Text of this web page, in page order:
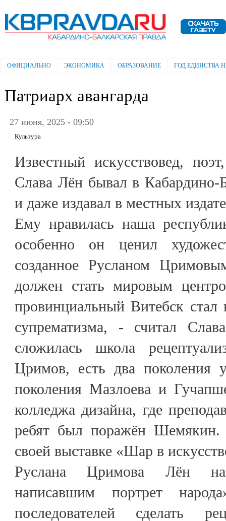
Электронная газета "Кабардино-
Балкарская правда"
Главное меню
ОФИЦИАЛЬНО ЭКОНОМИКА ОБРАЗОВАНИЕ ГОД ЕДИНСТВА
Патриарх авангарда
27 июня, 2025 - 09:50
Культура
Известный искусствовед,
Слава Лён бывал в Кабардино-
и даже издавал в местных
Ему нравилась наша
особенно он ценил
созданное Русланом
должен стать мировым
провинциальный Витебск стал
супрематизма, - считал
сложилась школа
Цримов, есть два поколения
поколения Мазлоева и
колледжа дизайна, где
ребят был поражён
своей выставке «Шар в
Руслана Цримова Лён
написавшим портрет
последователей сделать